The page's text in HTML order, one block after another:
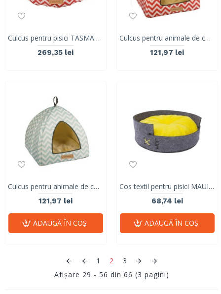
Culcus pentru pisici TASMANIA M-PETS
269,35 lei
Culcus pentru animale de companie TASMANIA TIPI, rosu &alb 20300199
121,97 lei
Culcus pentru animale de companie TASMANIA TIPI, albastru &alb 20300099
121,97 lei
ADAUGĂ ÎN COŞ
Cos textil pentru pisici MAUI 10358299
68,74 lei
ADAUGĂ ÎN COŞ
1 2
3
Afişare 29 - 56 din 66 (3 pagini)